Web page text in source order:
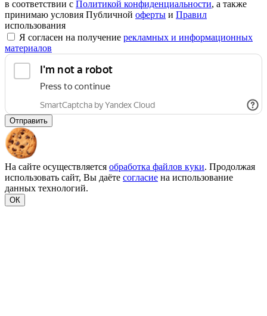
в соответствии с Политикой конфиденциальности, а также
принимаю условия Публичной оферты и Правил
использования
Я согласен на получение рекламных и информационных
материалов
Отправить
На сайте осуществляется обработка файлов куки. Продолжая
использовать сайт, Вы даёте согласие на использование
данных технологий.
ОК